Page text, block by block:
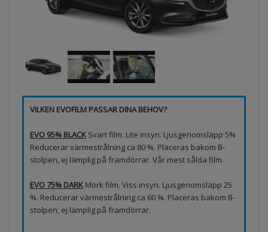
VILKEN EVOFILM PASSAR DINA BEHOV?
EVO 95% BLACK Svart film. Lite insyn. Ljusgenomsläpp 5%
Reducerar värmestrålning ca 80 %. Placeras bakom B-
stolpen, ej lämplig på framdörrar. Vår mest sålda film.
EVO 75% DARK Mörk film. Viss insyn. Ljusgenomsläpp 25
%. Reducerar värmestrålning ca 60 %. Placeras bakom B-
stolpen, ej lämplig på framdörrar.